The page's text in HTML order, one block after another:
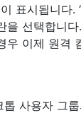
표시됩니다.
을 선택합니다.
이제 원격
사용자 그